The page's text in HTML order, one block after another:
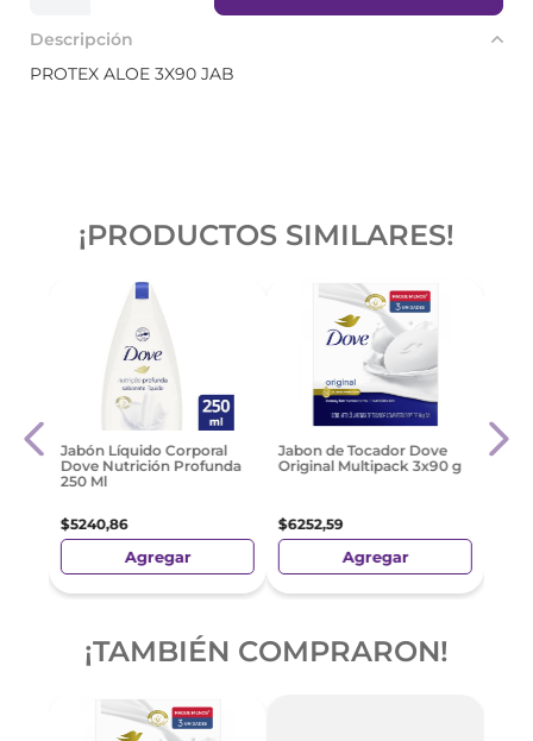
Descripción
PROTEX ALOE 3X90 JAB
¡PRODUCTOS SIMILARES!
Jabón Líquido Corporal
Dove Nutrición Profunda
250 Ml
$5240,86
Agregar
Jabon de Tocador Dove
Original Multipack 3x90 g
$6252,59
Agregar
¡TAMBIÉN COMPRARON!